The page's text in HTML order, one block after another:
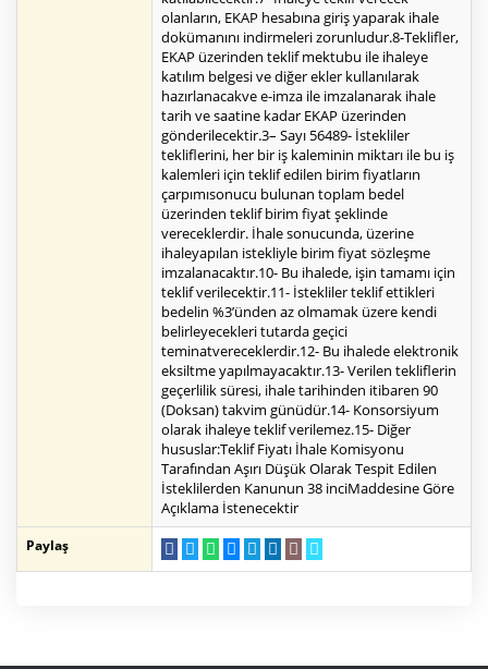
olanların, EKAP hesabına giriş yaparak ihale
dokümanını indirmeleri zorunludur.8-Teklifler,
EKAP üzerinden teklif mektubu ile ihaleye
katılım belgesi ve diğer ekler kullanılarak
hazırlanacakve e-imza ile imzalanarak ihale
tarih ve saatine kadar EKAP üzerinden
gönderilecektir.3– Sayı 56489- İstekliler
tekliflerini, her bir iş kaleminin miktarı ile bu iş
kalemleri için teklif edilen birim fiyatların
çarpımısonucu bulunan toplam bedel
üzerinden teklif birim fiyat şeklinde
vereceklerdir. İhale sonucunda, üzerine
ihaleyapılan istekliyle birim fiyat sözleşme
imzalanacaktır.10- Bu ihalede, işin tamamı için
teklif verilecektir.11- İstekliler teklif ettikleri
bedelin %3’ünden az olmamak üzere kendi
belirleyecekleri tutarda geçici
teminatvereceklerdir.12- Bu ihalede elektronik
eksiltme yapılmayacaktır.13- Verilen tekliflerin
geçerlilik süresi, ihale tarihinden itibaren 90
(Doksan) takvim günüdür.14- Konsorsiyum
olarak ihaleye teklif verilemez.15- Diğer
hususlar:Teklif Fiyatı İhale Komisyonu
Tarafından Aşırı Düşük Olarak Tespit Edilen
İsteklilerden Kanunun 38 inciMaddesine Göre
Açıklama İstenecektir
Paylaş